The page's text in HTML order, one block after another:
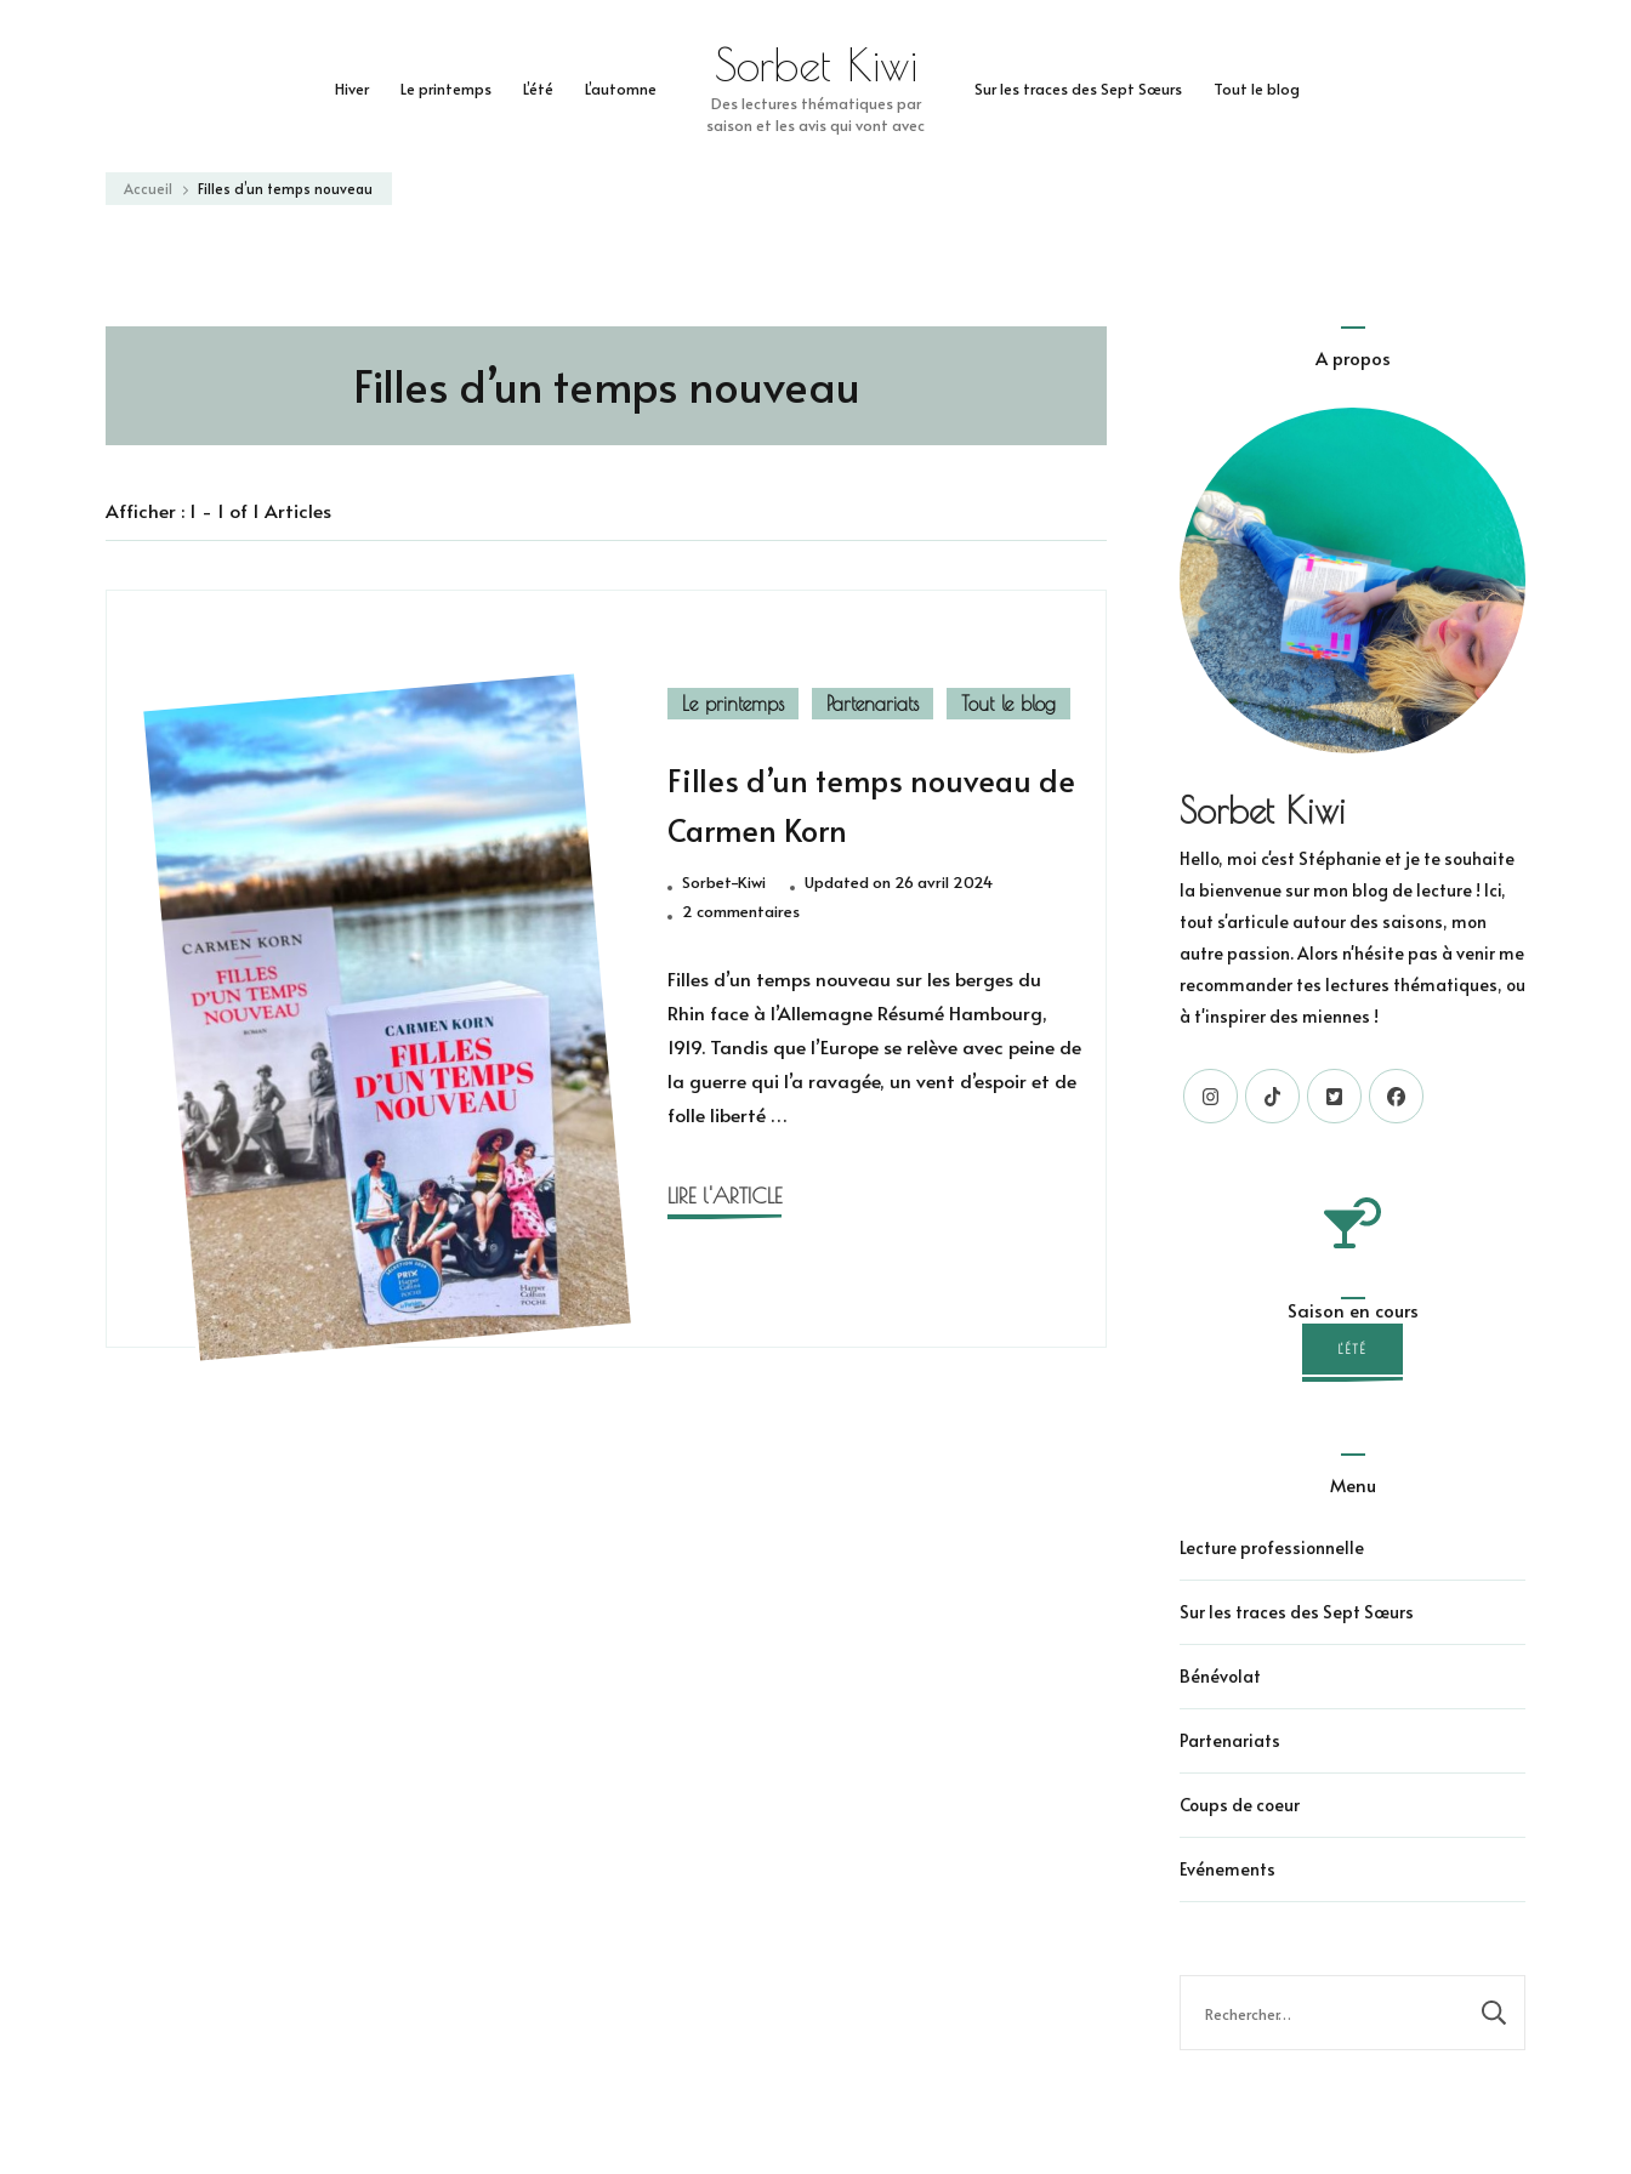
Hiver Le printemps L’été L’automne Sur les traces des Sept Sœurs Tout le blog
Sorbet Kiwi
Des lectures thématiques par
saison et les avis qui vont avec
Accueil Filles d’un temps nouveau
Filles d’un temps nouveau
Afficher : 1 - 1 of 1 Articles
Le printemps Partenariats Tout le blog
Filles d’un temps nouveau de
Carmen Korn
Sorbet-Kiwi Updated on 26 avril 2024
2 commentairessur
nouveau
de
Carmen
Filles d’un temps nouveau sur les berges du
Rhin face à l’Allemagne Résumé Hambourg,
1919. Tandis que l’Europe se relève avec peine de
la guerre qui l’a ravagée, un vent d’espoir et de
folle liberté …
LIRE l'ARTICLE
A propos
Sorbet Kiwi
Hello, moi c'est Stéphanie et je te souhaite
la bienvenue sur mon blog de lecture ! Ici,
tout s'articule autour des saisons, mon
autre passion. Alors n'hésite pas à venir me
recommander tes lectures thématiques, ou
à t'inspirer des miennes !
Saison en cours
L'ÉTÉ
Menu
Lecture professionnelle
Sur les traces des Sept Sœurs
Bénévolat
Partenariats
Coups de coeur
Evénements